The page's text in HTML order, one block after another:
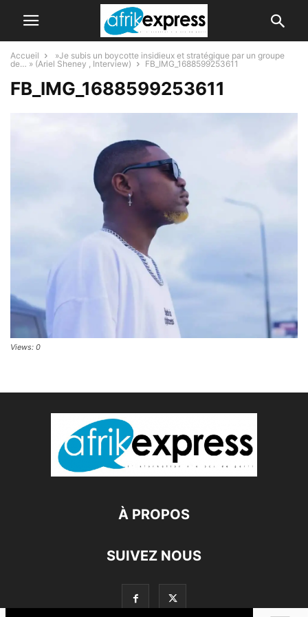
Accueil
»Je subis un boycotte insidieux et stratégique par un groupe
de… » (Ariel Sheney , Interview)
FB_IMG_1688599253611
FB_IMG_1688599253611
Views: 0
À PROPOS
SUIVEZ NOUS